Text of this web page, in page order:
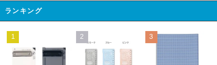
ランキング
1 2 3